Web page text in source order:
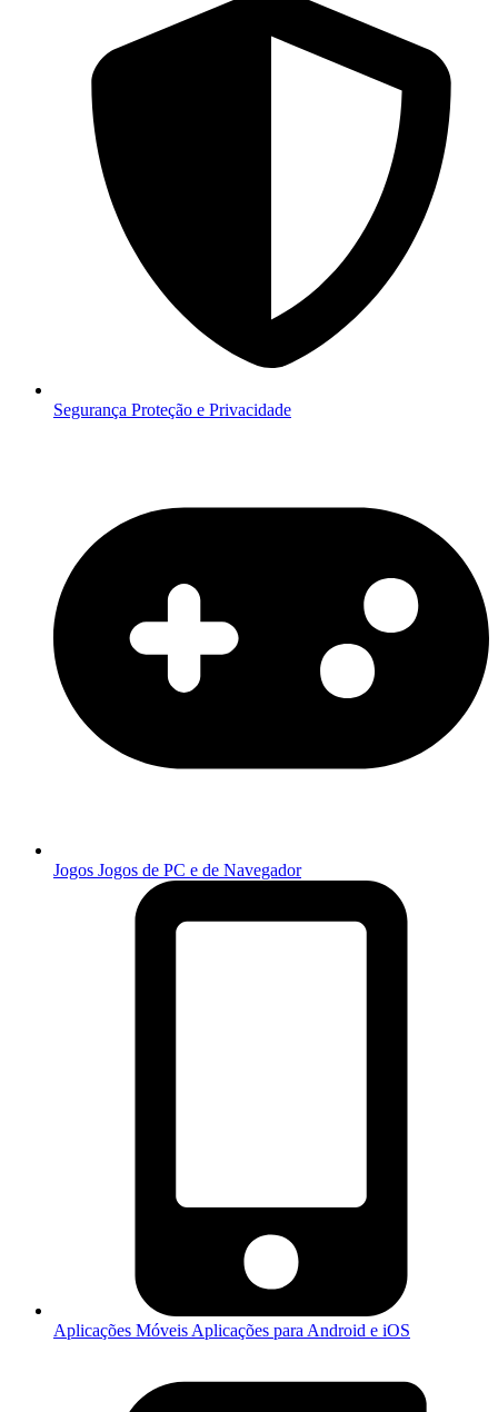
Segurança Proteção e Privacidade
Jogos Jogos de PC e de Navegador
Aplicações Móveis Aplicações para Android e iOS